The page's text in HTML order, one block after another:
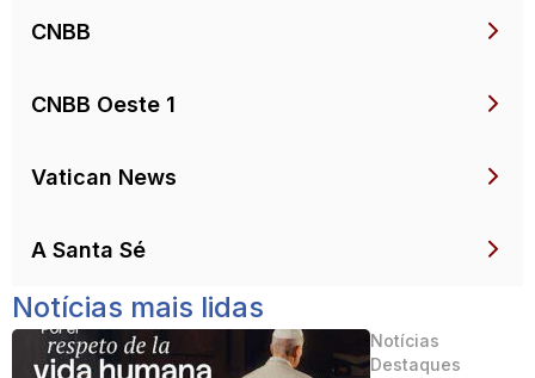
CNBB
CNBB Oeste 1
Vatican News
A Santa Sé
Notícias mais lidas
Notícias
Destaques